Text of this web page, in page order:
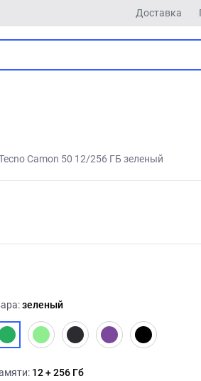
Доставка
Camon 50 12/256 ГБ зеленый
зеленый
12 + 256 Гб